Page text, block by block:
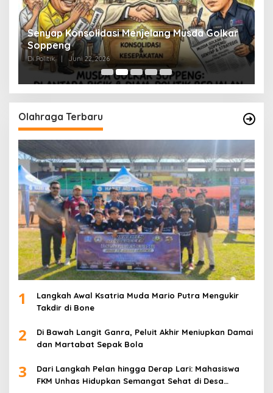
Senyap Konsolidasi Menjelang Musda Golkar
Soppeng
Di Politik | Juni 22, 2026
Olahraga Terbaru
1
Langkah Awal Ksatria Muda Mario Putra Mengukir
Takdir di Bone
2
Di Bawah Langit Ganra, Peluit Akhir Meniupkan Damai
dan Martabat Sepak Bola
3
Dari Langkah Pelan hingga Derap Lari: Mahasiswa
FKM Unhas Hidupkan Semangat Sehat di Desa